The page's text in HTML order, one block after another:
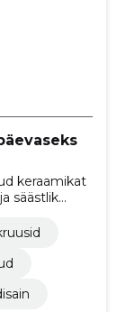
keraamikat
säästlik
väikest